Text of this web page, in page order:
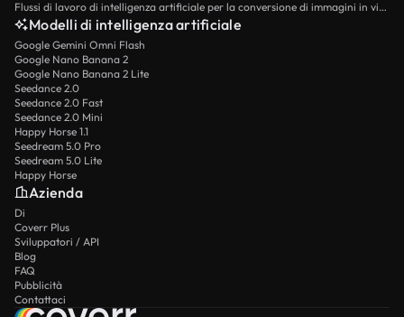
Flussi di lavoro di intelligenza artificiale per la conversione di immagini in video
Modelli di intelligenza artificiale
Google Gemini Omni Flash
Google Nano Banana 2
Google Nano Banana 2 Lite
Seedance 2.0
Seedance 2.0 Fast
Seedance 2.0 Mini
Happy Horse 1.1
Seedream 5.0 Pro
Seedream 5.0 Lite
Happy Horse
Azienda
Di
Coverr Plus
Sviluppatori / API
Blog
FAQ
Pubblicità
Contattaci